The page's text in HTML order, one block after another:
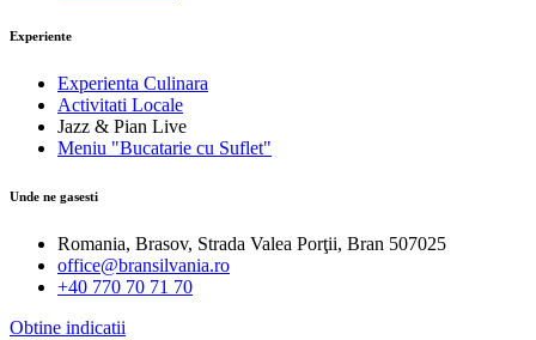
Experiente
Experienta Culinara
Activitati Locale
Jazz & Pian Live
Meniu "Bucatarie cu Suflet"
Unde ne gasesti
Romania, Brasov, Strada Valea Porţii, Bran 507025
office@bransilvania.ro
+40 770 70 71 70
Obtine indicatii